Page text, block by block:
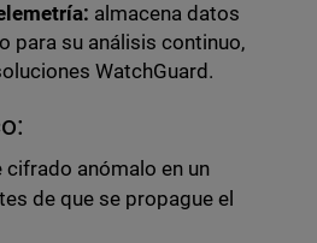
almacena datos
para su análisis continuo,
WatchGuard.
anómalo en un
de que se propague el